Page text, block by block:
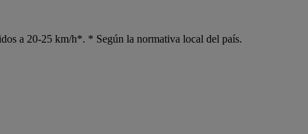
a 20-25 km/h*. * Según la normativa local del país.